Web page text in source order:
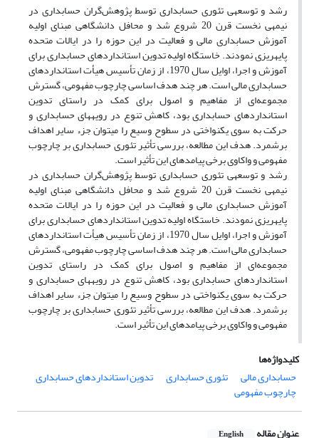
رشد و توسعهی تئوری حسابداری توسط پژوهش‌گران حسابداری در
نیمهی نخست قرن 20 شروع شد و محافل دانشگاهی مبنای اولیه
آموزش حسابداری مالی و فعالیت در این حوزه را در ایالات متحده
پایهریزی نمودند. خاستگاه اولیه تدوین استانداردهای حسابداری برای
آموزش و اجرا، اوایل سال 1970، از زمان تأسیس هیأت استانداردهای
حسابداری مالی است. هر چند هدف اساسی چارچوب مفهومی، گسترش
مجموعه‌ای از مفاهیم و اصول برای کمک در راستای تدوین
استانداردهای حسابداری بود، کاهش تنوع در رویههای حسابداری و
حرکت به سوی یکنواختی در سطوح وسیع را میتوان جزء سایر اهداف
برشمرد. هدف این مطالعه، بررسی تأثیر تئوری حسابداری بر چارچوب
مفهومی و واکاوی برخی پیامدهای این تأثیر است.
رشد و توسعهی تئوری حسابداری توسط پژوهش‌گران حسابداری در
نیمهی نخست قرن 20 شروع شد و محافل دانشگاهی مبنای اولیه
آموزش حسابداری مالی و فعالیت در این حوزه را در ایالات متحده
پایهریزی نمودند. خاستگاه اولیه تدوین استانداردهای حسابداری برای
آموزش و اجرا، اوایل سال 1970، از زمان تأسیس هیأت استانداردهای
حسابداری مالی است. هر چند هدف اساسی چارچوب مفهومی، گسترش
مجموعه‌ای از مفاهیم و اصول برای کمک در راستای تدوین
استانداردهای حسابداری بود، کاهش تنوع در رویههای حسابداری و
حرکت به سوی یکنواختی در سطوح وسیع را میتوان جزء سایر اهداف
برشمرد. هدف این مطالعه، بررسی تأثیر تئوری حسابداری بر چارچوب
مفهومی و واکاوی برخی پیامدهای این تأثیر است.
کلیدواژه‌ها
حسابداری مالی
تئوری حسابداری تدوین استانداردهای حسابداری
چارچوب مفهومی
عنوان مقاله English